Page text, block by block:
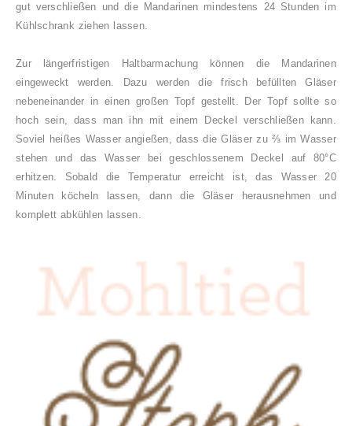
gut verschließen und die Mandarinen mindestens 24 Stunden im
Kühlschrank ziehen lassen.
Zur längerfristigen Haltbarmachung können die Mandarinen
eingeweckt werden. Dazu werden die frisch befüllten Gläser
nebeneinander in einen großen Topf gestellt. Der Topf sollte so
hoch sein, dass man ihn mit einem Deckel verschließen kann.
Soviel heißes Wasser angießen, dass die Gläser zu ⅔ im Wasser
stehen und das Wasser bei geschlossenem Deckel auf 80°C
erhitzen. Sobald die Temperatur erreicht ist, das Wasser 20
Minuten köcheln lassen, dann die Gläser herausnehmen und
komplett abkühlen lassen.